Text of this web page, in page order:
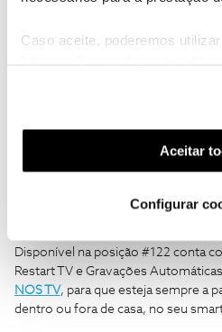
Caso aceite, poderemos
funcionalidades (cookies de
funcionalidade) e adaptar
(cookies de publicidade
utilização dos cookies clicando
Aceitar
Configurar
investigação de crimes reais. O
Na sua programação, conta
conhecimento sobre a natureza
Disponível na posição #122 conta
Restart TV e Gravações
NOS TV, para que esteja sempre a
dentro ou fora de casa, no seu